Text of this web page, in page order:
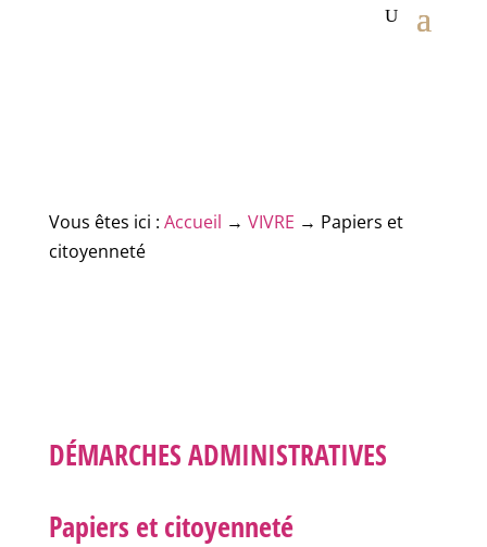
Vous êtes ici : Accueil → VIVRE → Papiers et
citoyenneté
DÉMARCHES ADMINISTRATIVES
Papiers et citoyenneté